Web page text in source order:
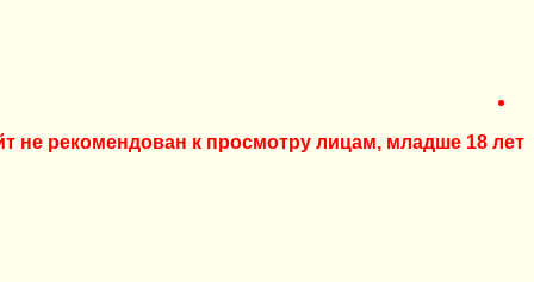
не рекомендован к просмотру лицам, младше 18 лет